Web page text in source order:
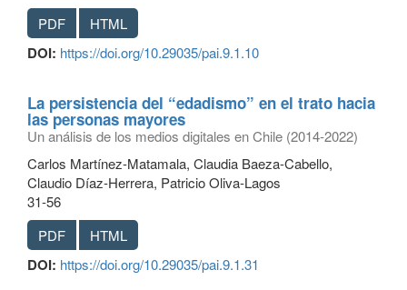
PDF
HTML
DOI: https://doi.org/10.29035/pai.9.1.10
La persistencia del “edadismo” en el trato hacia
las personas mayores
Un análisis de los medios digitales en Chile (2014-2022)
Carlos Martínez-Matamala, Claudia Baeza-Cabello,
Claudio Díaz-Herrera, Patricio Oliva-Lagos
31-56
PDF
HTML
DOI: https://doi.org/10.29035/pai.9.1.31